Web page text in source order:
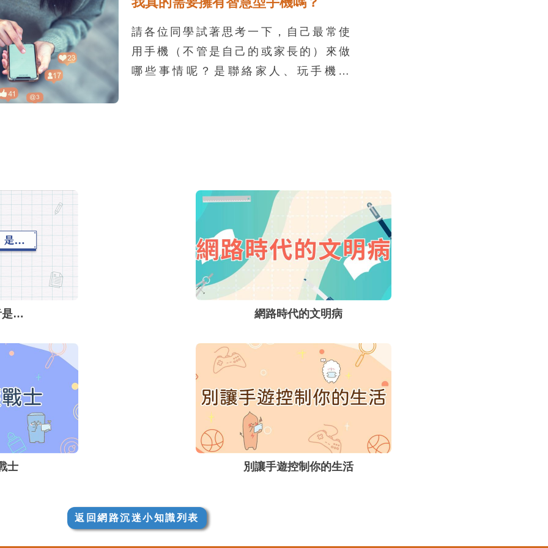
「乾眼症」。3C產品的輻射以及偏向類
似陽光的藍光，長時間注視恐怕引起眼
睛的黃斑部病變，嚴重影響視力，造成
不可逆的傷害。
請各位同學試著思考一下，自己最常使
用手機（不管是自己的或家長的）來做
哪些事情呢？是聯絡家人、玩手機遊
學會發現，原本跟家長講好擁有自己的
手機，是為了緊急聯絡使用，結果實際
上並不是這樣呢！
是… 網路時代的文明病
士 別讓手遊控制你的生活
返回網路沉迷小知識列表